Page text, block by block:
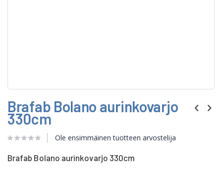
to
the
beginning
the
gallery
Brafab Bolano aurinkovarjo
330cm
Ole ensimmäinen tuotteen arvostelija
Brafab Bolano aurinkovarjo 330cm